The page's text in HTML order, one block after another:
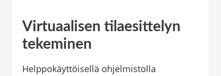
Virtuaalisen tilaesittelyn
tekeminen
Helppokäyttöisellä ohjelmistolla
Virtuaalisen
tilaesittelyn